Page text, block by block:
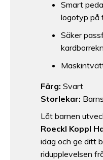
Smart
logotyp på
Säker
Färg: Svart
Storlekar:
Låt barnen
Roeckl Koppl
idag och ge ditt
ridupplevelsen